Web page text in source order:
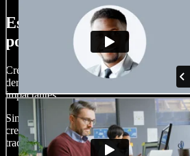
Esto es solo una
podrás hacer con
Crea locuciones, agrega imágenes,
derechos, clona tu voz y arma proyectos
impactantes.
Sin curva de aprendizaje y todo accesible
creadores de contenido pueden dejar atrás
tradicionales y dar vida a todas sus ideas